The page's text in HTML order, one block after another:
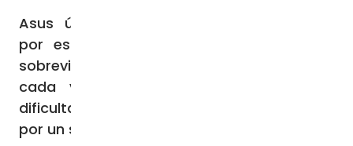
Asus últimos años estuvieron marcados
por esos problemas de salud y si bien
sobrevivió al covid-19, fue debilitándose
cada vez más, afectado no sólo por
dificultades pulmonares, sino que también
por un serio deterioro de la vista.